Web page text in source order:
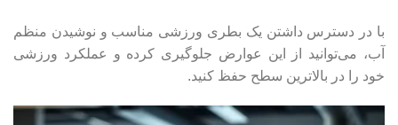
با در دسترس داشتن یک بطری ورزشی مناسب و نوشیدن منظم
آب، می‌توانید از این عوارض جلوگیری کرده و عملکرد ورزشی
خود را در بالاترین سطح حفظ کنید.